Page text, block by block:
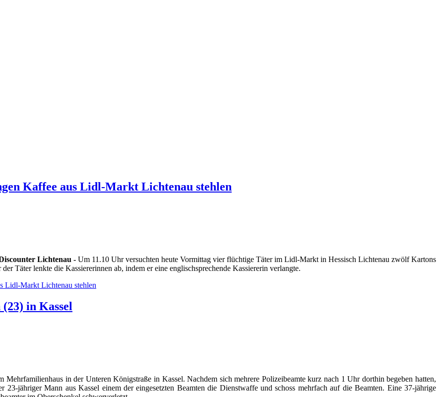
Kaffee aus Lidl-Markt Lichtenau stehlen
Lichtenau - Um 11.10 Uhr versuchten heute Vormittag vier flüchtige Täter im Lidl-Markt in Hessisch Lichtenau zwölf Kartons
Täter lenkte die Kassiererinnen ab, indem er eine englischsprechende Kassiererin verlangte.
Lidl-Markt Lichtenau stehlen
in Kassel
in der Unteren Königstraße in Kassel. Nachdem sich mehrere Polizeibeamte kurz nach 1 Uhr dorthin begeben hatten,
jähriger Mann aus Kassel einem der eingesetzten Beamten die Dienstwaffe und schoss mehrfach auf die Beamten. Eine 37-jährige